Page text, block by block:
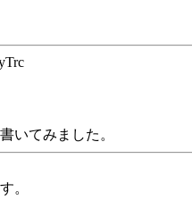
いてみました。
。